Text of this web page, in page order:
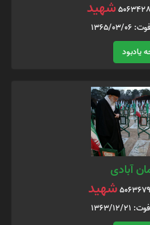
شهید
یادبود
آبادی
شهید